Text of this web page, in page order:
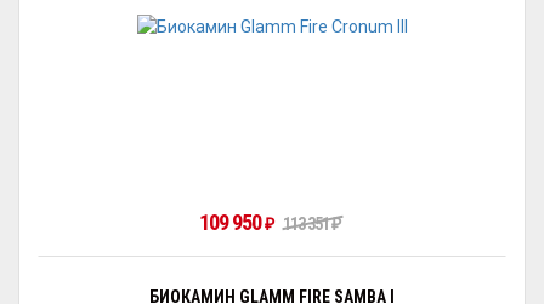
109 950₽ 113 351₽
БИОКАМИН GLAMM FIRE SAMBA I